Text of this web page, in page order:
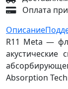
Оплата
Описание
R11 Meta —
акустические
Absorption